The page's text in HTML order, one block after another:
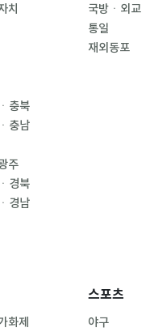
치
충북
충남
주
경북
경남
국방ㆍ외교
통일
재외동포
화제
스포츠
야구